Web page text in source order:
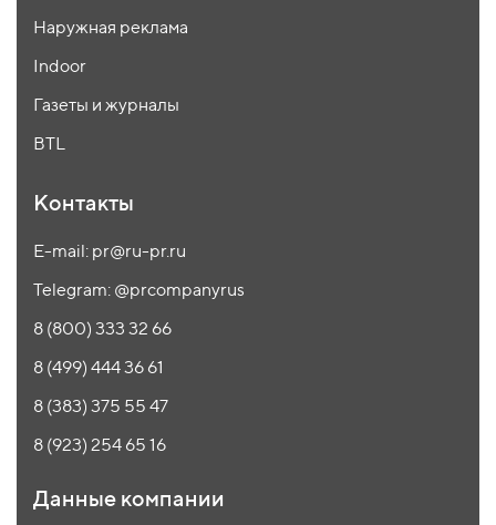
Наружная реклама
Indoor
Газеты и журналы
BTL
Контакты
E-mail: pr@ru-pr.ru
Telegram: @prcompanyrus
8 (800) 333 32 66
8 (499) 444 36 61
8 (383) 375 55 47
8 (923) 254 65 16
Данные компании